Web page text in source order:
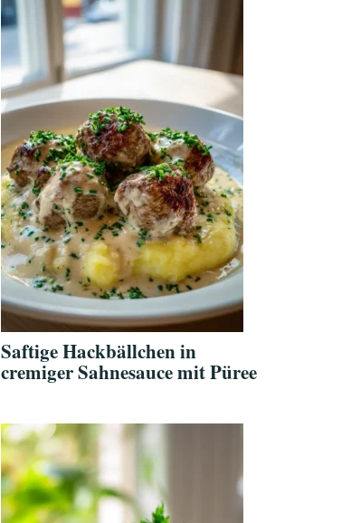
Saftige Hackbällchen in
cremiger Sahnesauce mit Püree